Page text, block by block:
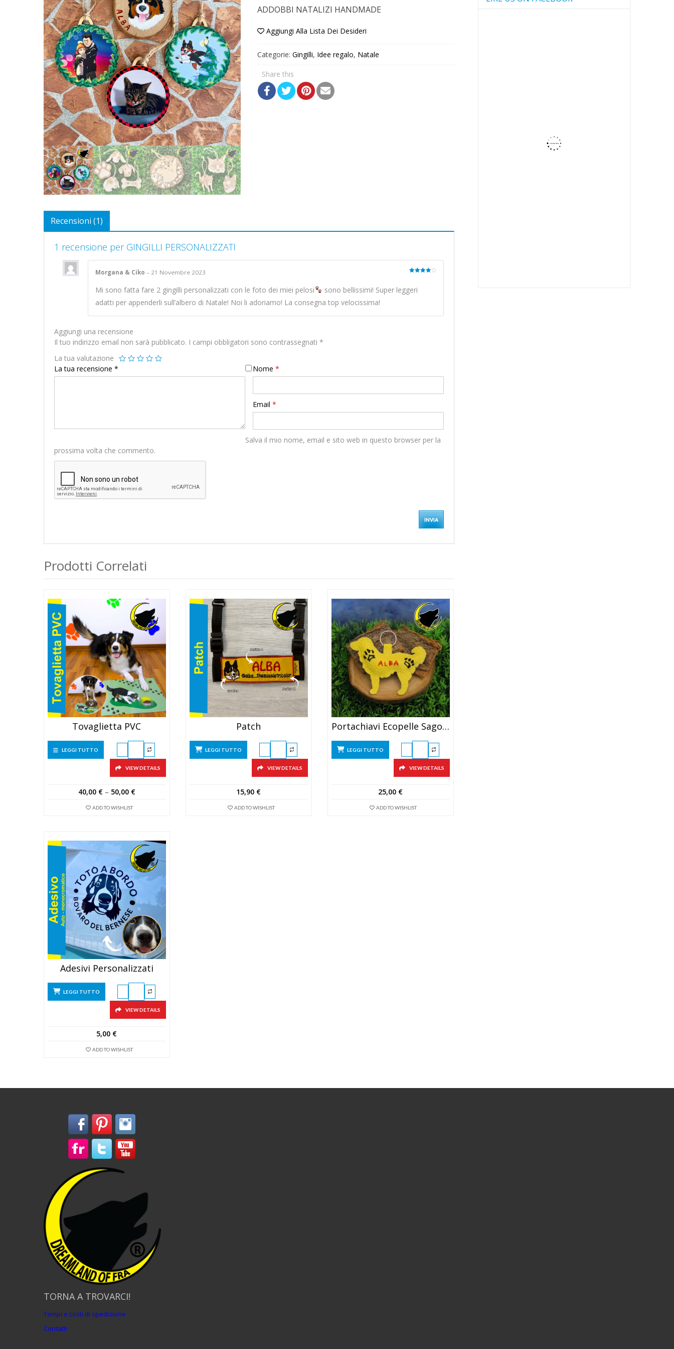
ADDOBBI NATALIZI HANDMADE
Aggiungi Alla Lista Dei Desideri
Categorie: Gingilli, Idee regalo, Natale
Share this
Recensioni (1)
1 recensione per GINGILLI PERSONALIZZATI
Morgana & Ciko – 21 Novembre 2023
Mi sono fatta fare 2 gingilli personalizzati con le foto dei miei pelosi
sono bellissimi! Super leggeri
adatti per appenderli sull’albero di Natale! Noi li adoriamo! La consegna top velocissima!
Aggiungi una recensione
Il tuo indirizzo email non sarà pubblicato. I campi obbligatori sono contrassegnati *
La tua valutazione
La tua recensione * Nome*
Email*
Salva il mio nome, email e sito web in questo browser per la
prossima volta che commento.
Prodotti Correlati
Tovaglietta PVC
LEGGI TUTTO
VIEW DETAILS
40,00 €– 50,00 €
ADD TO WISHLIST
Patch
LEGGI TUTTO
VIEW DETAILS
15,90 €
ADD TO WISHLIST
Portachiavi Ecopelle Sagoma
LEGGI TUTTO
VIEW DETAILS
25,00 €
ADD TO WISHLIST
Adesivi Personalizzati
LEGGI TUTTO
VIEW DETAILS
5,00 €
ADD TO WISHLIST
TORNA A TROVARCI!
Tempi e costi di spedizione
Contatti